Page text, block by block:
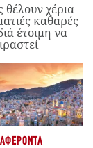
θέλουν χέρια
καθαρές
έτοιμη να